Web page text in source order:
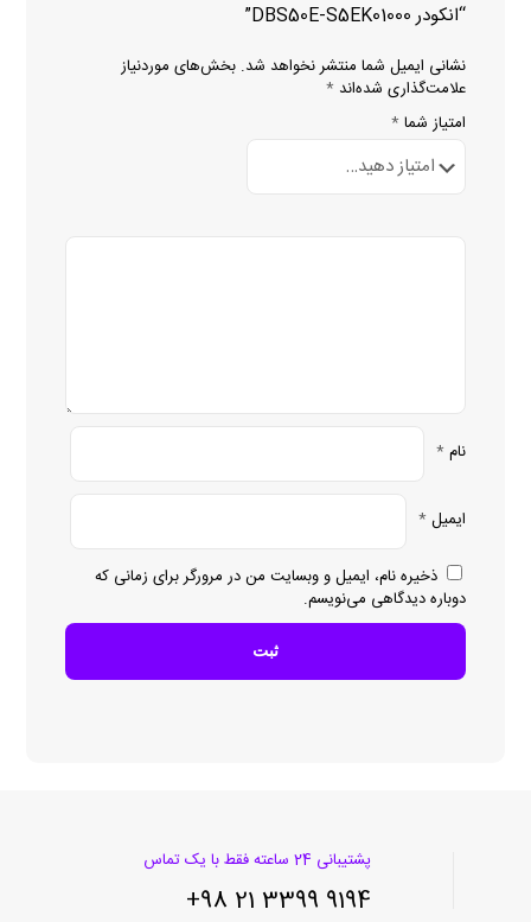
“انکودر DBS50E-S5EK01000”
نشانی ایمیل شما منتشر نخواهد شد. بخش‌های موردنیاز
علامت‌گذاری شده‌اند *
امتیاز شما *
نام *
ایمیل *
ذخیره نام، ایمیل و وبسایت من در مرورگر برای زمانی که
دوباره دیدگاهی می‌نویسم.
پشتیبانی 24 ساعته فقط با یک تماس
9194 3399 21 98+